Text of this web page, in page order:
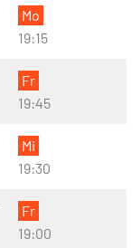
Mo
19:15
Fr
19:45
Mi
19:30
Fr
19:00